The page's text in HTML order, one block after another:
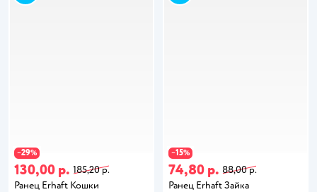
−29%
130,00 р. 185,20 р.
Ранец Erhaft Кошки
−15%
74,80 р. 88,00 р.
Ранец Erhaft Зайка